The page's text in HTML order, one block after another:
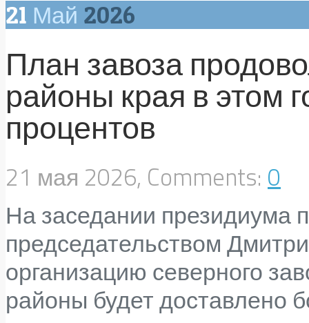
21 Май 2026
План завоза
районы края в этом
процентов
21 мая 2026, Comments: 0
На заседании президиума
председательством
организацию северного
районы будет доставлено